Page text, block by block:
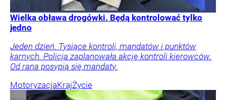
Wielka obława drogówki. Będą kontrolować tylko
jedno
Jeden dzień. Tysiące kontroli, mandatów i punktów
karnych. Policja zaplanowała akcję kontroli kierowców.
Od rana posypią się mandaty.
MotoryzacjaKrajŻycie